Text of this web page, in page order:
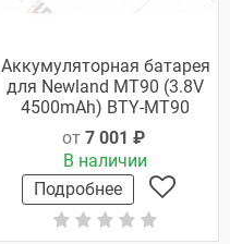
Аккумуляторная батарея
для Newland MT90 (3.8V
4500mAh) BTY-MT90
от 7 001 ₽
В наличии
Подробнее